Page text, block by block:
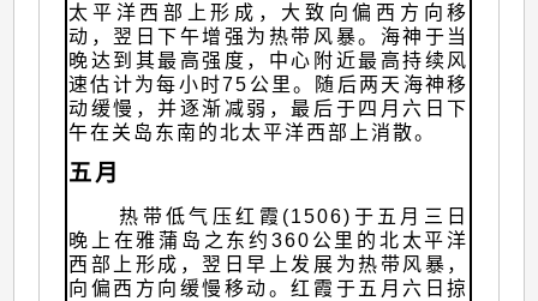
太平洋西部上形成，大致向偏西方向移
动，翌日下午增强为热带风暴。海神于当
晚达到其最高强度，中心附近最高持续风
速估计为每小时75公里。随后两天海神移
动缓慢，并逐渐减弱，最后于四月六日下
午在关岛东南的北太平洋西部上消散。
五月
热带低气压红霞(1506)于五月三日
晚上在雅蒲岛之东约360公里的北太平洋
西部上形成，翌日早上发展为热带风暴，
向偏西方向缓慢移动。红霞于五月六日掠